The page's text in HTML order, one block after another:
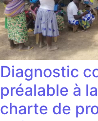
Diagnostic
préalable à
charte de